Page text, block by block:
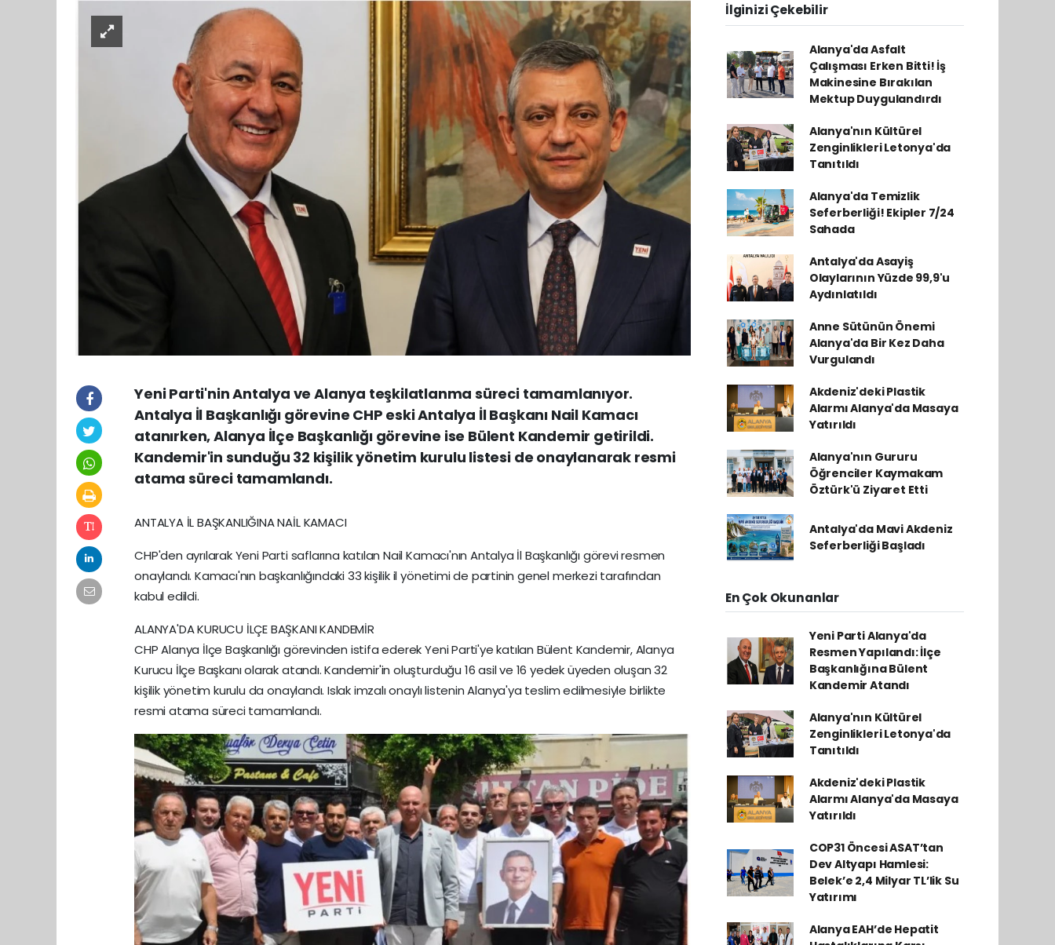
Yeni Parti'nin Antalya ve Alanya teşkilatlanma süreci tamamlanıyor.
Antalya İl Başkanlığı görevine CHP eski Antalya İl Başkanı Nail Kamacı
atanırken, Alanya İlçe Başkanlığı görevine ise Bülent Kandemir getirildi.
Kandemir'in sunduğu 32 kişilik yönetim kurulu listesi de onaylanarak resmi
atama süreci tamamlandı.
ANTALYA İL BAŞKANLIĞINA NAİL KAMACI
CHP'den ayrılarak Yeni Parti saflarına katılan Nail Kamacı'nın Antalya İl Başkanlığı görevi resmen
onaylandı. Kamacı'nın başkanlığındaki 33 kişilik il yönetimi de partinin genel merkezi tarafından
kabul edildi.
ALANYA'DA KURUCU İLÇE BAŞKANI KANDEMİR
CHP Alanya İlçe Başkanlığı görevinden istifa ederek Yeni Parti'ye katılan Bülent Kandemir, Alanya
Kurucu İlçe Başkanı olarak atandı. Kandemir'in oluşturduğu 16 asil ve 16 yedek üyeden oluşan 32
kişilik yönetim kurulu da onaylandı. Islak imzalı onaylı listenin Alanya'ya teslim edilmesiyle birlikte
resmi atama süreci tamamlandı.
İlginizi Çekebilir
Alanya'da Asfalt
Çalışması Erken Bitti! İş
Makinesine Bırakılan
Mektup Duygulandırdı
Alanya'nın Kültürel
Zenginlikleri Letonya'da
Tanıtıldı
Alanya'da Temizlik
Seferberliği! Ekipler 7/24
Sahada
Antalya'da Asayiş
Olaylarının Yüzde 99,9'u
Aydınlatıldı
Anne Sütünün Önemi
Alanya'da Bir Kez Daha
Vurgulandı
Akdeniz'deki Plastik
Alarmı Alanya'da Masaya
Yatırıldı
Alanya'nın Gururu
Öğrenciler Kaymakam
Öztürk'ü Ziyaret Etti
Antalya'da Mavi Akdeniz
Seferberliği Başladı
En Çok Okunanlar
Yeni Parti Alanya'da
Resmen Yapılandı: İlçe
Başkanlığına Bülent
Kandemir Atandı
Alanya'nın Kültürel
Zenginlikleri Letonya'da
Tanıtıldı
Akdeniz'deki Plastik
Alarmı Alanya'da Masaya
Yatırıldı
COP31 Öncesi ASAT’tan
Dev Altyapı Hamlesi:
Belek’e 2,4 Milyar TL’lik Su
Yatırımı
Alanya EAH’de Hepatit